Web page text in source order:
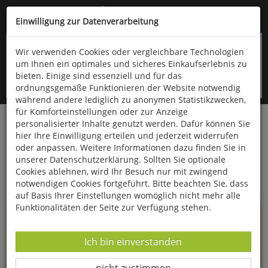
Kompletten Head der Seite überspringen
oder (06766) 9323-960
Startseite Informationen
Uppps...
Sie sind weitergeleitet worden !
haben zu öffnen, gibt es leider nicht mehr in unserem
Einwilligung zur Datenverarbeitung
Wir verwenden Cookies oder vergleichbare Technologien
um Ihnen ein optimales und sicheres Einkaufserlebnis zu
bieten. Einige sind essenziell und für das
ordnungsgemäße Funktionieren der Website notwendig
während andere lediglich zu anonymen Statistikzwecken,
für Komforteinstellungen oder zur Anzeige
personalisierter Inhalte genutzt werden. Dafür können Sie
hier Ihre Einwilligung erteilen und jederzeit widerrufen
oder anpassen. Weitere Informationen dazu finden Sie in
unserer Datenschutzerklärung. Sollten Sie optionale
Cookies ablehnen, wird Ihr Besuch nur mit zwingend
notwendigen Cookies fortgeführt. Bitte beachten Sie, dass
auf Basis Ihrer Einstellungen womöglich nicht mehr alle
Funktionalitäten der Seite zur Verfügung stehen.
Datenverarbeitung -
Ich bin einverstanden